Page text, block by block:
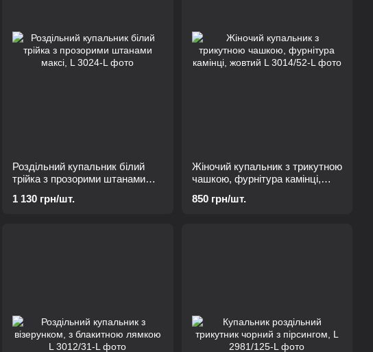
Роздільний купальник білий
трійка з прозорими штанами
1 130 грн/шт.
Жіночий купальник з трикутною
чашкою, фурнітура камінці,
850 грн/шт.